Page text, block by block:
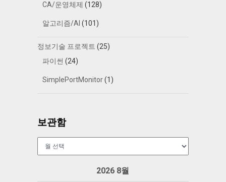
CA/운영체제 (128)
알고리즘/AI (101)
정보기술 프로젝트 (25)
파이썬 (24)
SimplePortMonitor(1)
보관함
2026 8월